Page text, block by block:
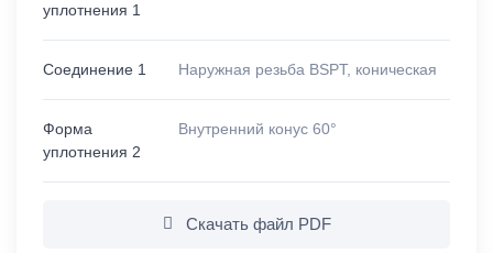
уплотнения 1
Соединение 1 Наружная резьба BSPT, коническая
Форма
уплотнения 2
Внутренний конус 60°
Скачать файл PDF